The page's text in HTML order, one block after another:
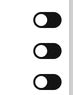
Kölns Markt